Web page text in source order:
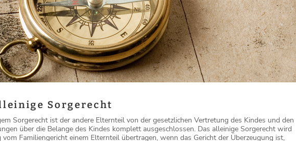
Sorgerecht
Sorgerecht ist der andere Elternteil von der gesetzlichen Vertretung des Kindes und den
über die Belange des Kindes komplett ausgeschlossen. Das alleinige Sorgerecht wird
Familiengericht einem Elternteil übertragen, wenn das Gericht der Überzeugung ist,